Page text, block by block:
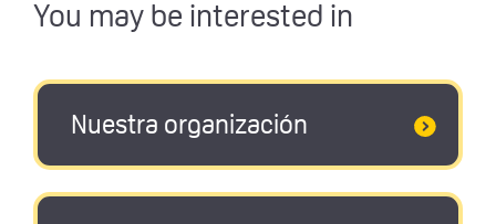
You may be interested in
Nuestra organización